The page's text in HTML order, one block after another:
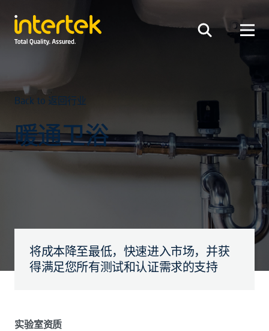
Back to 返回行业
暖通卫浴
将成本降至最低，快速进入市场，并获
得满足您所有测试和认证需求的支持
实验室资质